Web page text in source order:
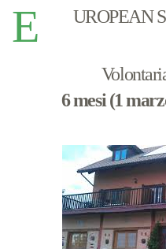
E UROPEAN
6 mesi (1